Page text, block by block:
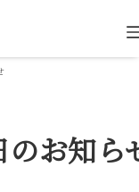
のお知ら